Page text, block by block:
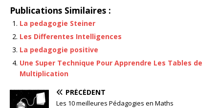
Publications Similaires :
La pedagogie Steiner
Les Differentes Intelligences
La pedagogie positive
Une Super Technique Pour Apprendre Les Tables de
Multiplication
PRÉCÉDENT
Les 10 meilleures Pédagogies en Maths